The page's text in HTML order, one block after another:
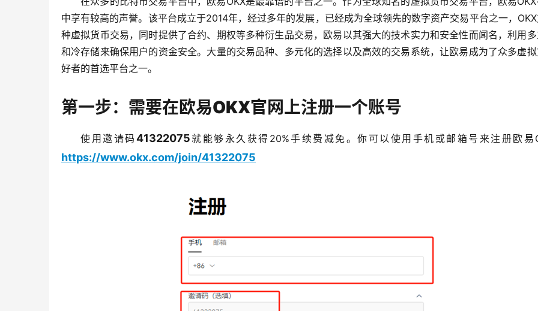
中享有较高的声誉。该平台成立于2014年，经过多年的发展，已经成为全球领先的数字资产交易平台之一，
种虚拟货币交易，同时提供了合约、期权等多种衍生品交易，欧易以其强大的技术实力和安全性而闻名，利用
和冷存储来确保用户的资金安全。大量的交易品种、多元化的选择以及高效的交易系统，让欧易成为了众多虚
好者的首选平台之一。
第一步：需要在欧易OKX官网上注册一个账号
使用邀请码 41322075就能够永久获得20%手续费减免。你可以使用手机或邮箱号来注册欧易
https://www.okx.com/join/41322075